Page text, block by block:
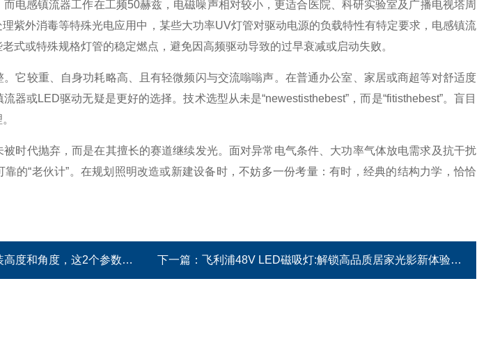
电感镇流器工作在工频50赫兹，电磁噪声相对较小，更适合医院、科研实验室及广播电视塔周
紫外消毒等特殊光电应用中，某些大功率UV灯管对驱动电源的负载特性有特定要求，电感镇流
式或特殊规格灯管的稳定燃点，避免因高频驱动导致的过早衰减或启动失败。
较重、自身功耗略高、且有轻微频闪与交流嗡嗡声。在普通办公室、家居或商超等对舒适度
器或LED驱动无疑是更好的选择。技术选型从未是“newestisthebest”，而是“fitisthebest”。盲目
代抛弃，而是在其擅长的赛道继续发光。面对异常电气条件、大功率气体放电需求及抗干扰
的“老伙计”。在规划照明改造或新建设备时，不妨多一份考量：有时，经典的结构力学，恰恰
角度，这2个参数搞错等于白装 下一篇： 飞利浦48V LED磁吸灯:解锁高品质居家光影新体验